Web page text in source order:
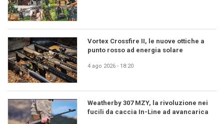
Vortex Crossfire II, le nuove ottiche a
punto rosso ad energia solare
4 ago 2026 - 18:20
Weatherby 307 MZY, la rivoluzione nei
fucili da caccia In-Line ad avancarica